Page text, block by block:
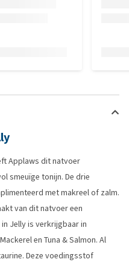
Applaws dit natvoer
smeuïge tonijn. De drie
met makreel of zalm.
van dit natvoer een
Jelly is verkrijgbaar in
en Tuna & Salmon. Al
Deze voedingsstof